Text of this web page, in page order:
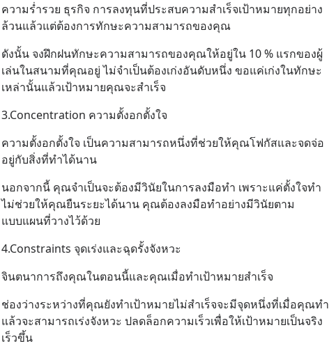
ความร่ำรวย ธุรกิจ การลงทุนที่ประสบความสำเร็จเป้าหมายทุกอย่าง
ล้วนแล้วแต่ต้องการทักษะความสามารถของคุณ
ดังนั้น จงฝึกฝนทักษะความสามารถของคุณให้อยู่ใน 10 % แรกของผู้
เล่นในสนามที่คุณอยู่ ไม่จำเป็นต้องเก่งอันดับหนึ่ง ขอแค่เก่งในทักษะ
เหล่านั้นแล้วเป้าหมายคุณจะสำเร็จ
3.Concentration ความตั้งอกตั้งใจ
ความตั้งอกตั้งใจ เป็นความสามารถหนึ่งที่ช่วยให้คุณโฟกัสและจดจ่อ
อยู่กับสิ่งที่ทำได้นาน
นอกจากนี้ คุณจำเป็นจะต้องมีวินัยในการลงมือทำ เพราะแค่ตั้งใจทำ
ไม่ช่วยให้คุณยืนระยะได้นาน คุณต้องลงมือทำอย่างมีวินัยตาม
แบบแผนที่วางไว้ด้วย
4.Constraints จุดเร่งและฉุดรั้งจังหวะ
จินตนาการถึงคุณในตอนนี้และคุณเมื่อทำเป้าหมายสำเร็จ
ช่องว่างระหว่างที่คุณยังทำเป้าหมายไม่สำเร็จจะมีจุดหนึ่งที่เมื่อคุณทำ
แล้วจะสามารถเร่งจังหวะ ปลดล็อกความเร็วเพื่อให้เป้าหมายเป็นจริง
เร็วขึ้น